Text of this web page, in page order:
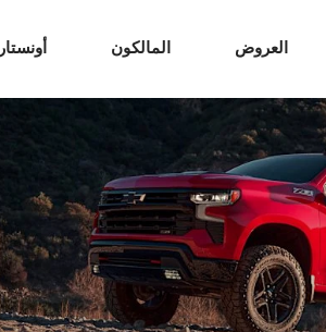
العروض المالكون أونستار
سيارات الاداء